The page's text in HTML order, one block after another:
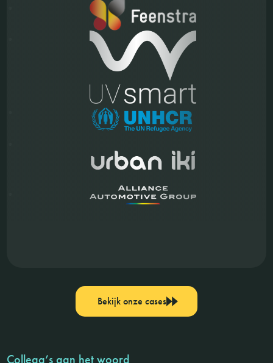
Bekijk onze cases
Collega’s aan het woord